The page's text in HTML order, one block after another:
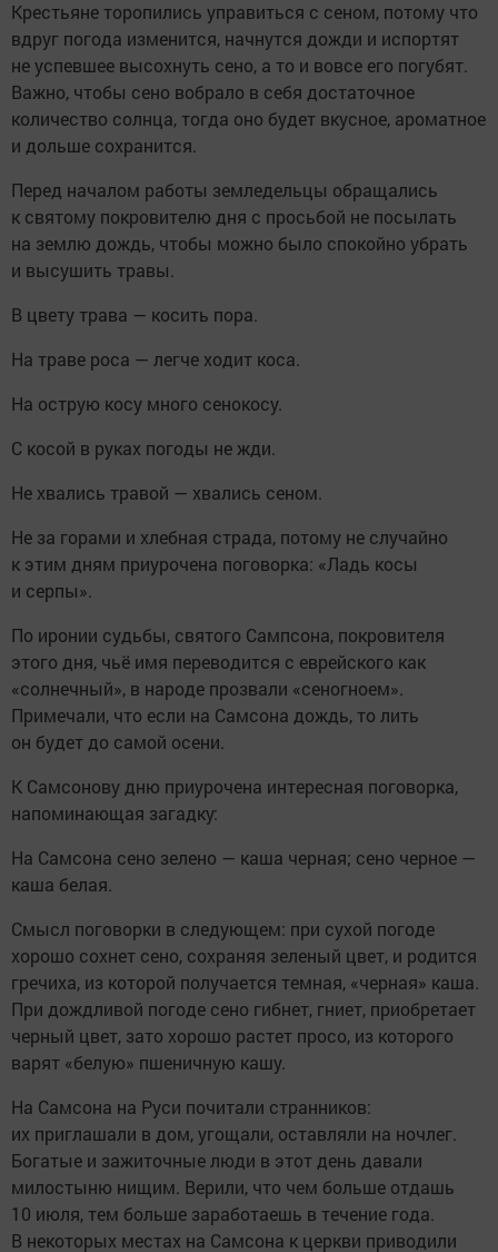
Крестьяне торопились управиться с сеном, потому что
вдруг погода изменится, начнутся дожди и испортят
не успевшее высохнуть сено, а то и вовсе его погубят.
Важно, чтобы сено вобрало в себя достаточное
количество солнца, тогда оно будет вкусное, ароматное
и дольше сохранится.
Перед началом работы земледельцы обращались
к святому покровителю дня с просьбой не посылать
на землю дождь, чтобы можно было спокойно убрать
и высушить травы.
В цвету трава — косить пора.
На траве роса — легче ходит коса.
На острую косу много сенокосу.
С косой в руках погоды не жди.
Не хвались травой — хвались сеном.
Не за горами и хлебная страда, потому не случайно
к этим дням приурочена поговорка: «Ладь косы
и серпы».
По иронии судьбы, святого Сампсона, покровителя
этого дня, чьё имя переводится с еврейского как
«солнечный», в народе прозвали «сеногноем».
Примечали, что если на Самсона дождь, то лить
он будет до самой осени.
К Самсонову дню приурочена интересная поговорка,
напоминающая загадку:
На Самсона сено зелено — каша черная; сено черное —
каша белая.
Смысл поговорки в следующем: при сухой погоде
хорошо сохнет сено, сохраняя зеленый цвет, и родится
гречиха, из которой получается темная, «черная» каша.
При дождливой погоде сено гибнет, гниет, приобретает
черный цвет, зато хорошо растет просо, из которого
варят «белую» пшеничную кашу.
На Самсона на Руси почитали странников:
их приглашали в дом, угощали, оставляли на ночлег.
Богатые и зажиточные люди в этот день давали
милостыню нищим. Верили, что чем больше отдашь
10 июля, тем больше заработаешь в течение года.
В некоторых местах на Самсона к церкви приводили